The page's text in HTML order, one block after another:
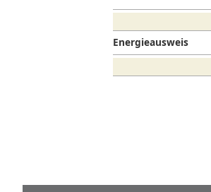
Energieausweis